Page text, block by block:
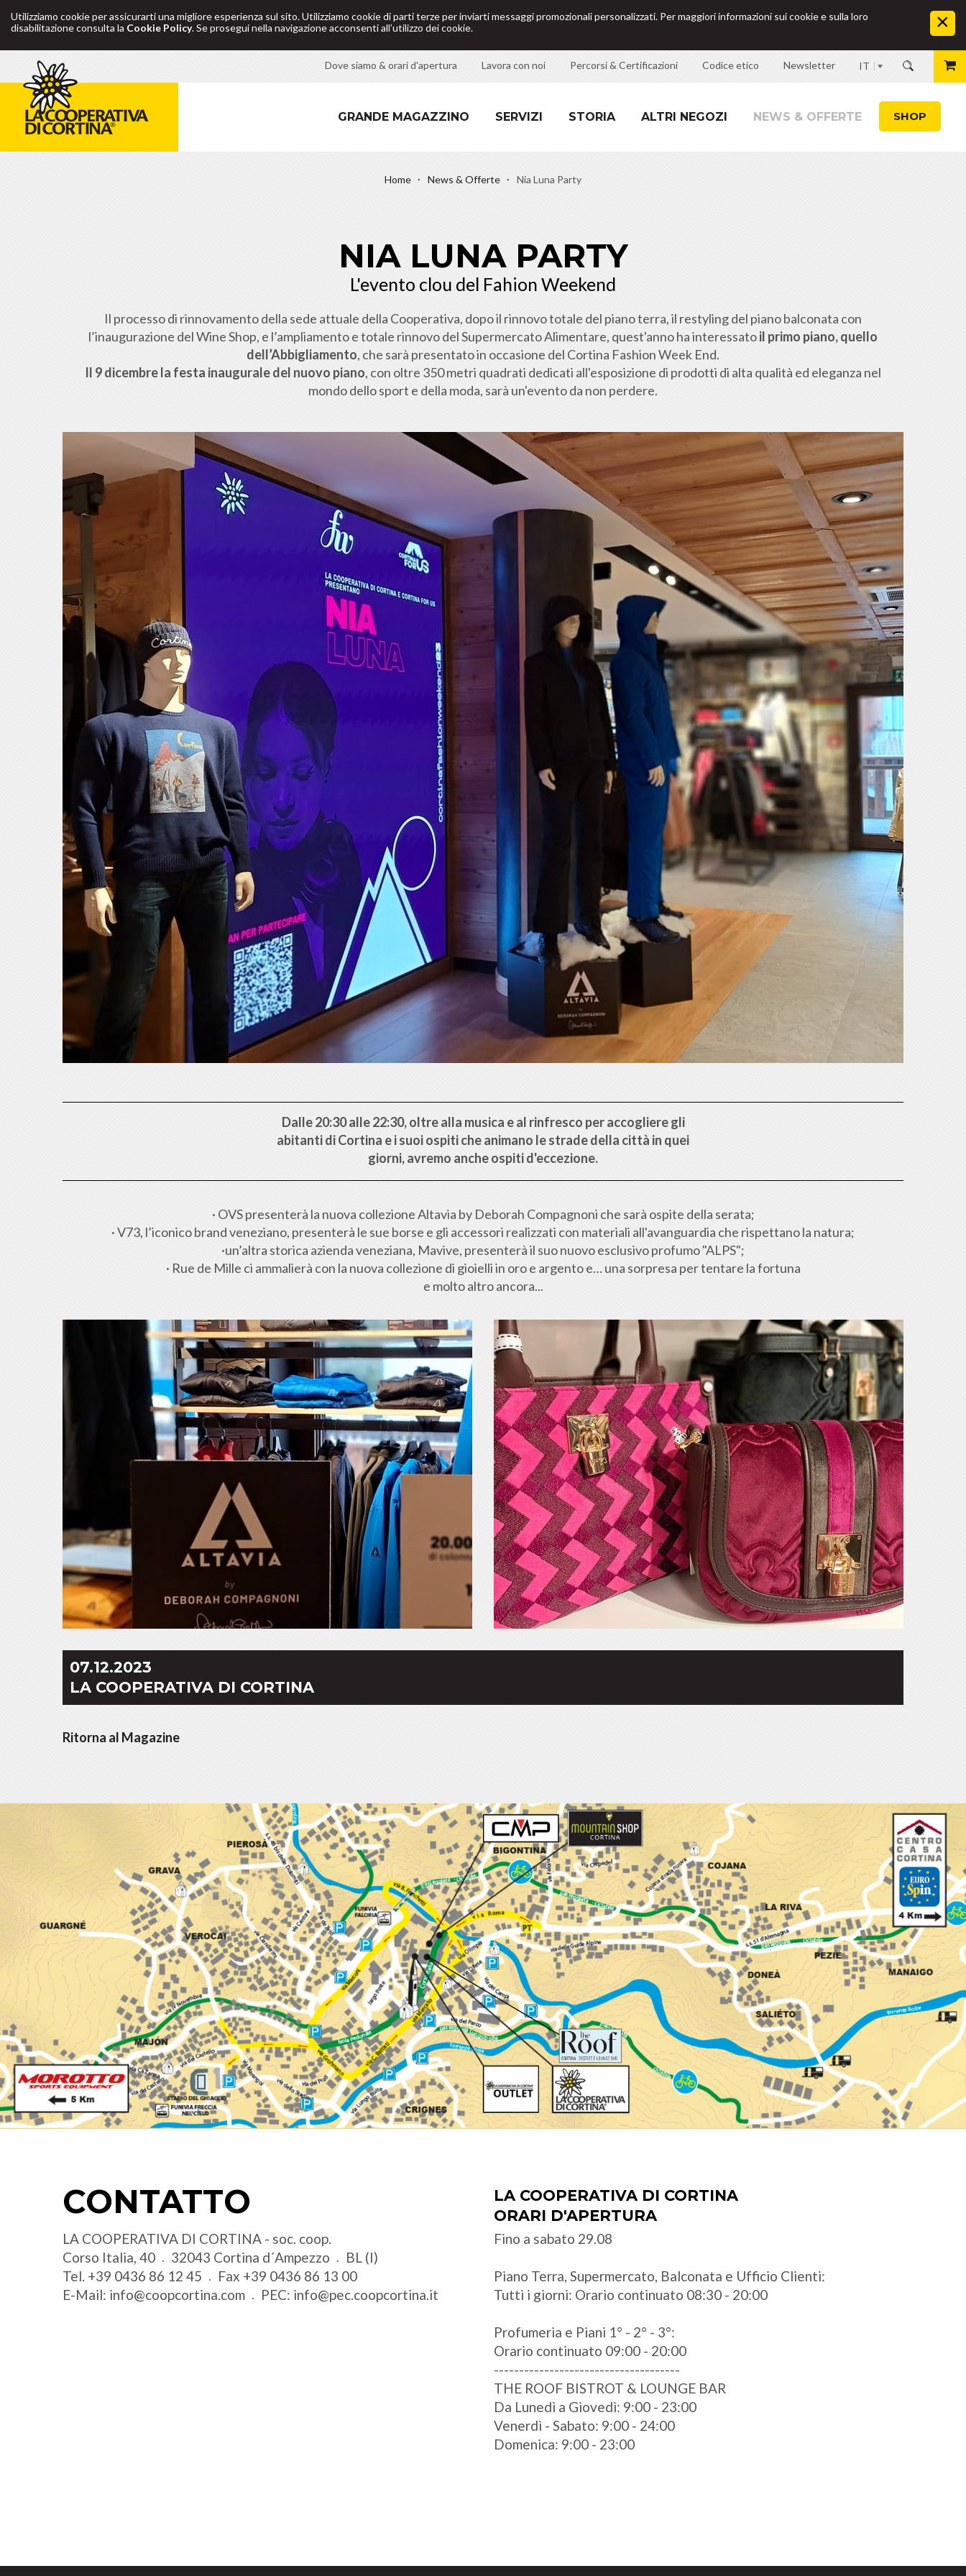
Utilizziamo cookie per assicurarti una migliore esperienza sul sito. Utilizziamo cookie di parti terze per inviarti messaggi promozionali personalizzati. Per maggiori informazioni sui cookie e sulla loro
disabilitazione consulta la Cookie Policy. Se prosegui nella navigazione acconsenti all’utilizzo dei cookie.
IT
Dove siamo & orari d'apertura Lavora con noi Percorsi & Certificazioni Codice etico Newsletter
GRANDE MAGAZZINO SERVIZI STORIA ALTRI NEGOZI NEWS & OFFERTE
Home News & Offerte Nia Luna Party
SHOP
NIA LUNA PARTY
L'evento clou del Fahion Weekend
Il processo di rinnovamento della sede attuale della Cooperativa, dopo il rinnovo totale del piano terra, il restyling del piano balconata con
l’inaugurazione del Wine Shop, e l’ampliamento e totale rinnovo del Supermercato Alimentare, quest'anno ha interessatoil primo piano, quello
dell’Abbigliamento, che sarà presentato in occasione del Cortina Fashion Week End.
Il 9 dicembre la festa inaugurale del nuovo piano, con oltre 350 metri quadrati dedicati all'esposizione di prodotti di alta qualità ed eleganza nel
mondo dello sport e della moda, sarà un'evento da non perdere.
Dalle 20:30 alle 22:30, oltre alla musica e al rinfresco per accogliere gli
abitanti di Cortina e i suoi ospiti che animano le strade della città in quei
giorni, avremo anche ospiti d'eccezione.
· OVS presenterà la nuova collezione Altavia by Deborah Compagnoni che sarà ospite della serata;
· V73, l’iconico brand veneziano, presenterà le sue borse e gli accessori realizzati con materiali all'avanguardia che rispettano la natura;
·un’altra storica azienda veneziana, Mavive, presenterà il suo nuovo esclusivo profumo "ALPS";
· Rue de Mille ci ammalierà con la nuova collezione di gioielli in oro e argento e… una sorpresa per tentare la fortuna
e molto altro ancora...
07.12.2023
LA COOPERATIVA DI CORTINA
Ritorna al Magazine
CONTATTO
LA COOPERATIVA DI CORTINA - soc. coop.
Corso Italia, 40
32043 Cortina d´Ampezzo
BL (I)
Tel. +39 0436 86 12 45 Fax +39 0436 86 13 00
E-Mail: info@coopcortina.com PEC: info@pec.coopcortina.it
LA COOPERATIVA DI CORTINA
ORARI D'APERTURA
Fino a sabato 29.08
Piano Terra, Supermercato, Balconata e Ufficio Clienti:
Tutti i giorni: Orario continuato 08:30 - 20:00
Profumeria e Piani 1° - 2° - 3°:
Orario continuato 09:00 - 20:00
-------------------------------------
THE ROOF BISTROT & LOUNGE BAR
Da Lunedì a Giovedì: 9:00 - 23:00
Venerdì - Sabato: 9:00 - 24:00
Domenica: 9:00 - 23:00